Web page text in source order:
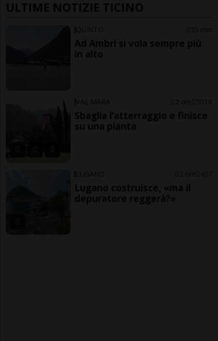
ULTIME NOTIZIE TICINO
QUINTO 55 min
Ad Ambrì si vola sempre più
in alto
VAL MARA 2 ore 5 18
Sbaglia l’atterraggio e finisce
su una pianta
LUGANO 2 ore 4 7
Lugano costruisce, «ma il
depuratore reggerà?»